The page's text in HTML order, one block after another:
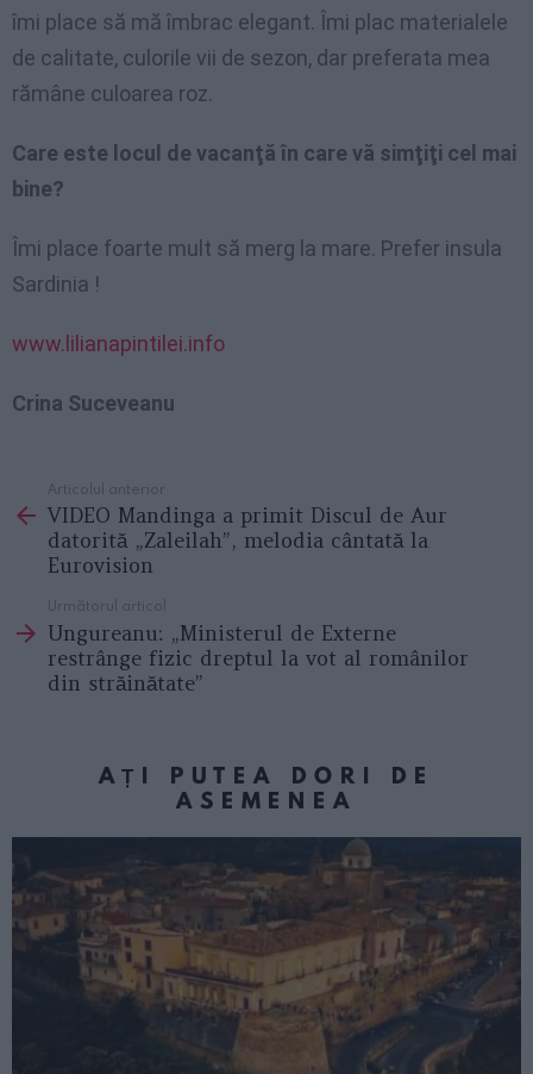
îmi place să mă îmbrac elegant. Îmi plac materialele
de calitate, culorile vii de sezon, dar preferata mea
rămâne culoarea roz.
Care este locul de vacanţă în care vă simţiţi cel mai
bine?
Îmi place foarte mult să merg la mare. Prefer insula
Sardinia !
www.lilianapintilei.info
Crina Suceveanu
more
Articolul anterior
VIDEO Mandinga a primit Discul de Aur
datorită „Zaleilah”, melodia cântată la
Eurovision
Următorul articol
Ungureanu: „Ministerul de Externe
restrânge fizic dreptul la vot al românilor
din străinătate”
AȚI PUTEA DORI DE
ASEMENEA